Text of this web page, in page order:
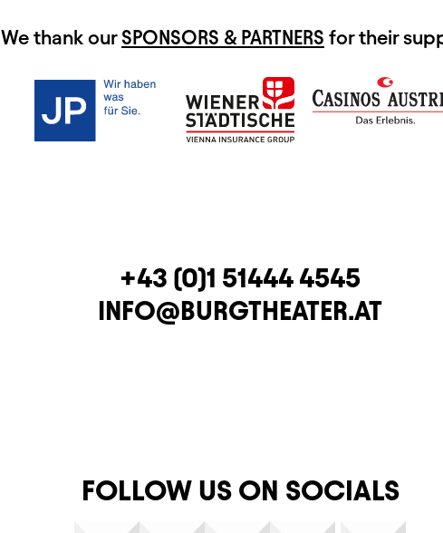
We thank our SPONSORS & PARTNERS for their
TELEPHONE
+43 (0)1 51444 4545
E-MAIL
INFO@BURGTHEATER.AT
FOLLOW US ON SOCIALS